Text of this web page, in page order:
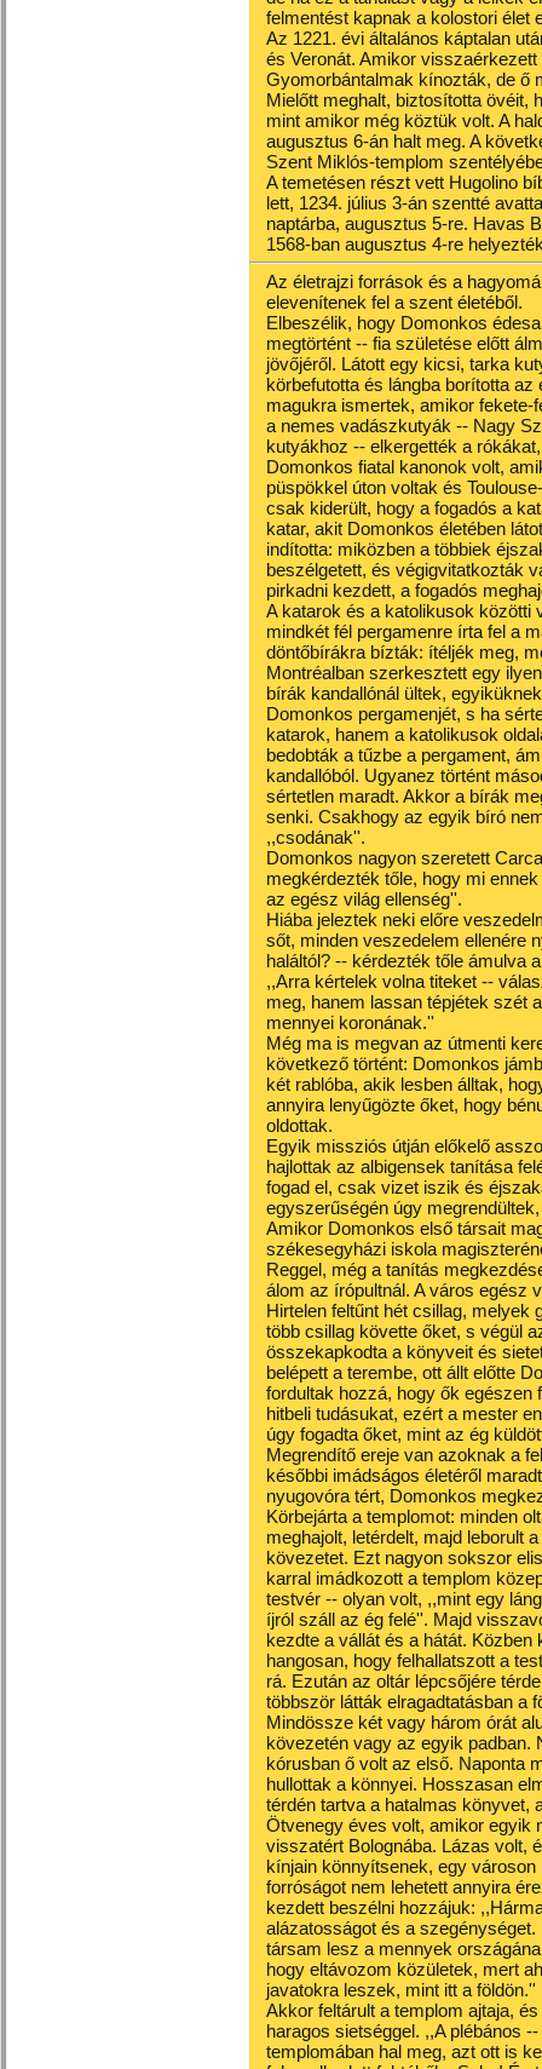
felmentést kapnak a kolostori élet
Az 1221. évi általános káptalan
és Veronát. Amikor
Gyomorbántalmak kínozták, de ő
Mielőtt meghalt, biztosította övéit,
mint amikor még köztük volt. A
augusztus 6-án halt meg. A
Szent Miklós-templom
A temetésen részt vett Hugolino
lett, 1234. július 3-án szentté
naptárba, augusztus 5-re. Havas
1568-ban augusztus 4-re
Az életrajzi források és a
elevenítenek fel a szent életéből.
Elbeszélik, hogy Domonkos
megtörtént -- fia születése előtt
jövőjéről. Látott egy kicsi, tarka
körbefutotta és lángba borította
magukra ismertek, amikor fekete-
a nemes vadászkutyák -- Nagy
kutyákhoz -- elkergették a
Domonkos fiatal kanonok volt,
püspökkel úton voltak és
csak kiderült, hogy a fogadós a
katar, akit Domonkos életében
indította: miközben a többiek
beszélgetett, és végigvitatkozták
pirkadni kezdett, a fogadós
A katarok és a katolikusok közötti
mindkét fél pergamenre írta fel a
döntőbírákra bízták: ítéljék meg,
Montréalban szerkesztett egy
bírák kandallónál ültek,
Domonkos pergamenjét, s ha
katarok, hanem a katolikusok
bedobták a tűzbe a pergament,
kandallóból. Ugyanez történt
sértetlen maradt. Akkor a bírák
senki. Csakhogy az egyik bíró
,,csodának''.
Domonkos nagyon szeretett
megkérdezték tőle, hogy mi
az egész világ ellenség''.
Hiába jeleztek neki előre
sőt, minden veszedelem ellenére
haláltól? -- kérdezték tőle ámulva
,,Arra kértelek volna titeket --
meg, hanem lassan tépjétek szét
mennyei koronának.''
Még ma is megvan az útmenti
következő történt: Domonkos
két rablóba, akik lesben álltak,
annyira lenyűgözte őket, hogy
oldottak.
Egyik missziós útján előkelő
hajlottak az albigensek tanítása
fogad el, csak vizet iszik és
egyszerűségén úgy
Amikor Domonkos első társait
székesegyházi iskola
Reggel, még a tanítás
álom az írópultnál. A város egész
Hirtelen feltűnt hét csillag, melyek
több csillag követte őket, s végül
összekapkodta a könyveit és
belépett a terembe, ott állt előtte
fordultak hozzá, hogy ők egészen
hitbeli tudásukat, ezért a mester
úgy fogadta őket, mint az ég
Megrendítő ereje van azoknak a
későbbi imádságos életéről
nyugovóra tért, Domonkos
Körbejárta a templomot: minden
meghajolt, letérdelt, majd leborult
kövezetet. Ezt nagyon sokszor
karral imádkozott a templom
testvér -- olyan volt, ,,mint egy
íjról száll az ég felé''. Majd
kezdte a vállát és a hátát.
hangosan, hogy felhallatszott a
rá. Ezután az oltár lépcsőjére
többször látták elragadtatásban a
Mindössze két vagy három órát
kövezetén vagy az egyik padban.
kórusban ő volt az első. Naponta
hullottak a könnyei. Hosszasan
térdén tartva a hatalmas könyvet,
Ötvenegy éves volt, amikor egyik
visszatért Bolognába. Lázas volt,
kínjain könnyítsenek, egy
forróságot nem lehetett annyira
kezdett beszélni hozzájuk:
alázatosságot és a
társam lesz a mennyek
hogy eltávozom közületek, mert
javatokra leszek, mint itt a
Akkor feltárult a templom ajtaja,
haragos sietséggel. ,,A plébános
templomában hal meg, azt ott is